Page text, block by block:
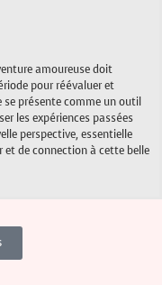
amoureuse doit
pour réévaluer et
se présente comme un outil
les expériences passées
perspective, essentielle
et de connection à cette belle